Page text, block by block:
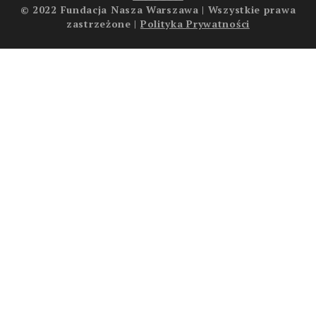
© 2022 Fundacja Nasza Warszawa | Wszystkie prawa
zastrzeżone | Polityka Prywatności